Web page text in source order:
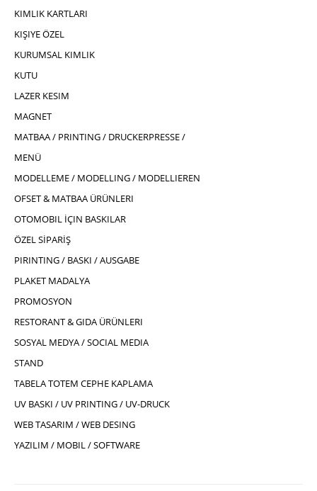
KIMLIK KARTLARI
KIŞIYE ÖZEL
KURUMSAL KIMLIK
KUTU
LAZER KESIM
MAGNET
MATBAA / PRINTING / DRUCKERPRESSE /
MENÜ
MODELLEME / MODELLING / MODELLIEREN
OFSET & MATBAA ÜRÜNLERI
OTOMOBIL İÇIN BASKILAR
ÖZEL SİPARİŞ
PIRINTING / BASKI / AUSGABE
PLAKET MADALYA
PROMOSYON
RESTORANT & GIDA ÜRÜNLERI
SOSYAL MEDYA / SOCIAL MEDIA
STAND
TABELA TOTEM CEPHE KAPLAMA
UV BASKI / UV PRINTING / UV-DRUCK
WEB TASARIM / WEB DESING
YAZILIM / MOBIL / SOFTWARE